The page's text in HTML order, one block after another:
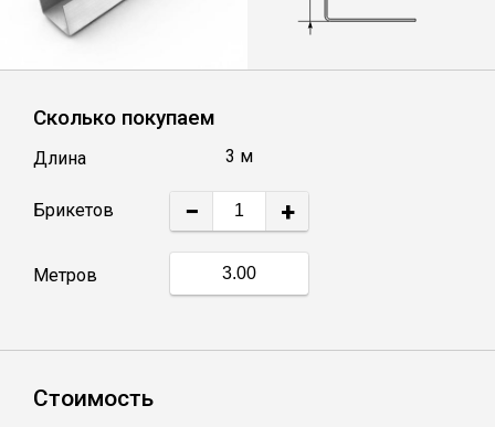
Квадрат
Катанка
Сколько покупаем
Длина 3 м
− +
Метров
Стоимость